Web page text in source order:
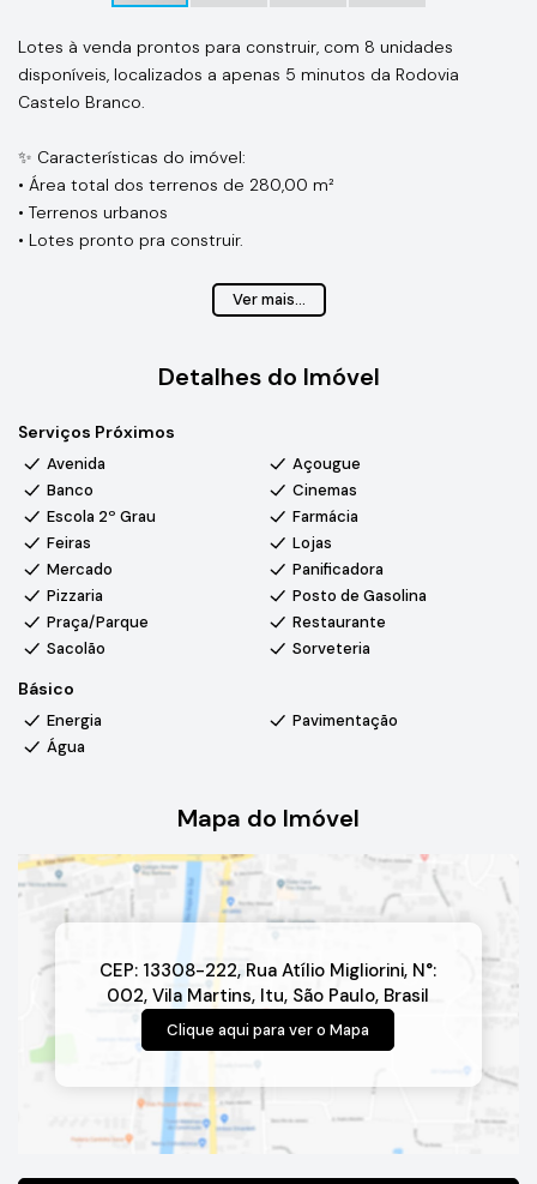
Lotes à venda prontos para construir, com 8 unidades
disponíveis, localizados a apenas 5 minutos da Rodovia
Castelo Branco.
✨ Características do imóvel:
• Área total dos terrenos de 280,00 m²
• Terrenos urbanos
• Lotes pronto pra construir.
Região tranquila, bem localizada e com ótima infraestrutura.
Ver mais...
Detalhes do Imóvel
Serviços Próximos
Avenida
Açougue
Banco
Cinemas
Escola 2º Grau
Farmácia
Feiras
Lojas
Mercado
Panificadora
Pizzaria
Posto de Gasolina
Praça/Parque
Restaurante
Sacolão
Sorveteria
Básico
Energia
Pavimentação
Água
Mapa do Imóvel
CEP: 13308-222, Rua Atílio Migliorini, N°:
002,Vila Martins, Itu, São Paulo, Brasil
Clique aqui para ver o Mapa